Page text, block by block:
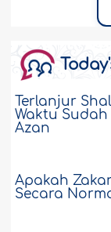
Terlanjur
Waktu
Azan
Apakah
Secara